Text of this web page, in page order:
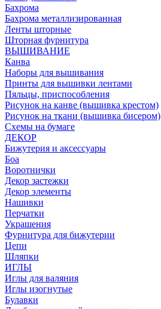
Бахрома
Бахрома металлизированная
Ленты шторные
Шторная фурнитура
ВЫШИВАНИЕ
Канва
Наборы для вышивания
Принты для вышивки лентами
Пяльцы, приспособления
Рисунок на канве (вышивка крестом)
Рисунок на ткани (вышивка бисером)
Схемы на бумаге
ДЕКОР
Бижутерия и аксессуары
Боа
Воротнички
Декор застежки
Декор элементы
Нашивки
Перчатки
Украшения
Фурнитура для бижутерии
Цепи
Шляпки
ИГЛЫ
Иглы для валяния
Иглы изогнутые
Булавки